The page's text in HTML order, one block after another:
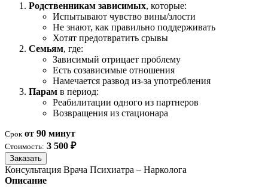
Родственникам зависимых, которые:
Испытывают чувство вины/злости
Не знают, как правильно поддерживать
Хотят предотвратить срывы
Семьям, где:
Зависимый отрицает проблему
Есть созависимые отношения
Намечается развод из-за употребления
Парам в период:
Реабилитации одного из партнеров
Возвращения из стационара
Срок от 90 минут
Стоимость: 3 500 ₽
Заказать
Консультация Врача Психиатра – Нарколога
Описание